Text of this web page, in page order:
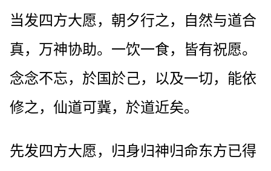
当发四方大愿，朝夕行之，自然与道合
真，万神协助。一饮一食，皆有祝愿。
念念不忘，於国於己，以及一切，能依
修之，仙道可冀，於道近矣。
先发四方大愿，归身归神归命东方已得